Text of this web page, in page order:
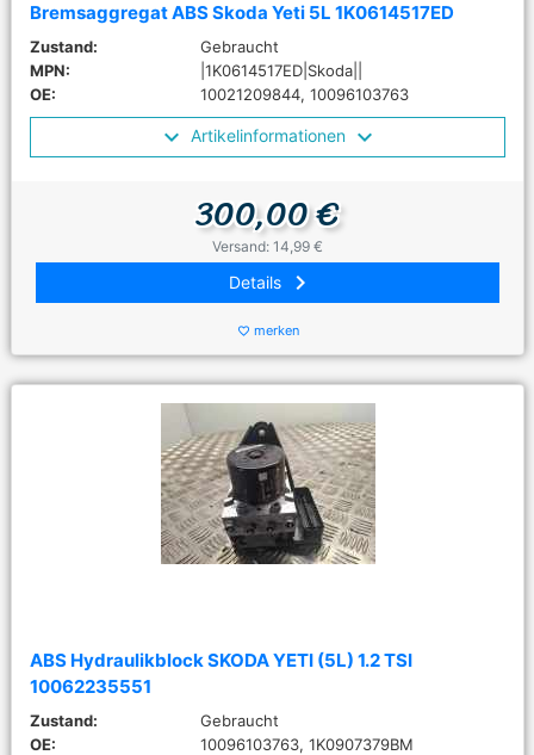
Bremsaggregat ABS Skoda Yeti 5L 1K0614517ED
Zustand:
Gebraucht
MPN:
|1K0614517ED|Skoda||
OE:
10021209844, 10096103763
Artikelinformationen
300,00 €
Versand: 14,99 €
Details keyboard_arrow_right
favorite_border merken
ABS Hydraulikblock SKODA YETI (5L) 1.2 TSI
10062235551
Zustand:
Gebraucht
OE:
10096103763, 1K0907379BM